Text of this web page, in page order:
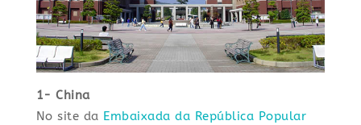
1- China
No site da Embaixada da República Popular